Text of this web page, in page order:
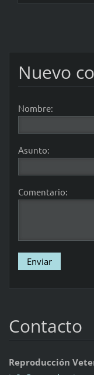
Nuevo
Nombre:
Asunto:
Comentario:
Contacto
Reproducción